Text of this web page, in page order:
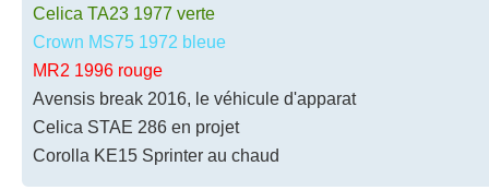
Celica TA23 1977 verte
Crown MS75 1972 bleue
MR2 1996 rouge
Avensis break 2016, le véhicule d'apparat
Celica STAE 286 en projet
Corolla KE15 Sprinter au chaud